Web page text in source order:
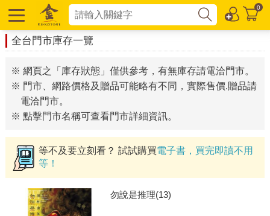
0
全台門市庫存一覽
※ 網頁之「庫存狀態」僅供參考，有無庫存請電洽門市。
※ 門市、網路價格及贈品可能略有不同，實際售價.贈品請
電洽門市。
※ 點擊門市名稱可查看門市詳細資訊。
等不及要立刻看？ 試試購買電子書，買完即讀不用
等！
勿說是推理(13)